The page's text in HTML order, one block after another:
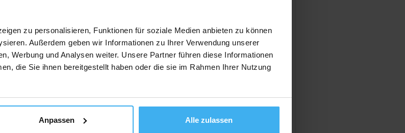
zu personalisieren, Funktionen für soziale Medien anbieten zu können
Außerdem geben wir Informationen zu Ihrer Verwendung unserer
Werbung und Analysen weiter. Unsere Partner führen diese Informationen
die Sie ihnen bereitgestellt haben oder die sie im Rahmen Ihrer Nutzung
Anpassen Alle zulassen